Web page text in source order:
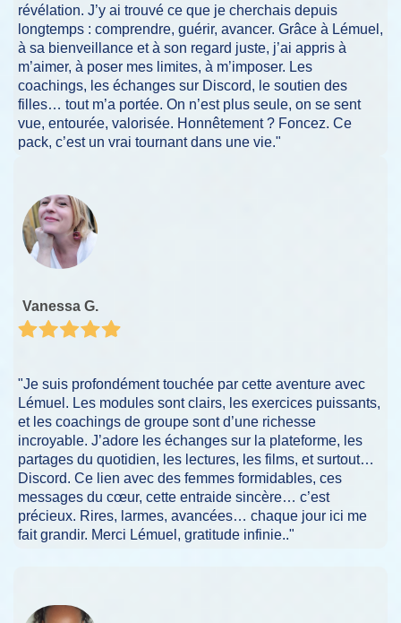
révélation. J’y ai trouvé ce que je cherchais depuis
longtemps : comprendre, guérir, avancer. Grâce à Lémuel,
à sa bienveillance et à son regard juste, j’ai appris à
m’aimer, à poser mes limites, à m’imposer. Les
coachings, les échanges sur Discord, le soutien des
filles… tout m’a portée. On n’est plus seule, on se sent
vue, entourée, valorisée. Honnêtement ? Foncez. Ce
pack, c’est un vrai tournant dans une vie."
Vanessa G.
"Je suis profondément touchée par cette aventure avec
Lémuel. Les modules sont clairs, les exercices puissants,
et les coachings de groupe sont d’une richesse
incroyable. J’adore les échanges sur la plateforme, les
partages du quotidien, les lectures, les films, et surtout…
Discord. Ce lien avec des femmes formidables, ces
messages du cœur, cette entraide sincère… c’est
précieux. Rires, larmes, avancées… chaque jour ici me
fait grandir. Merci Lémuel, gratitude infinie.."